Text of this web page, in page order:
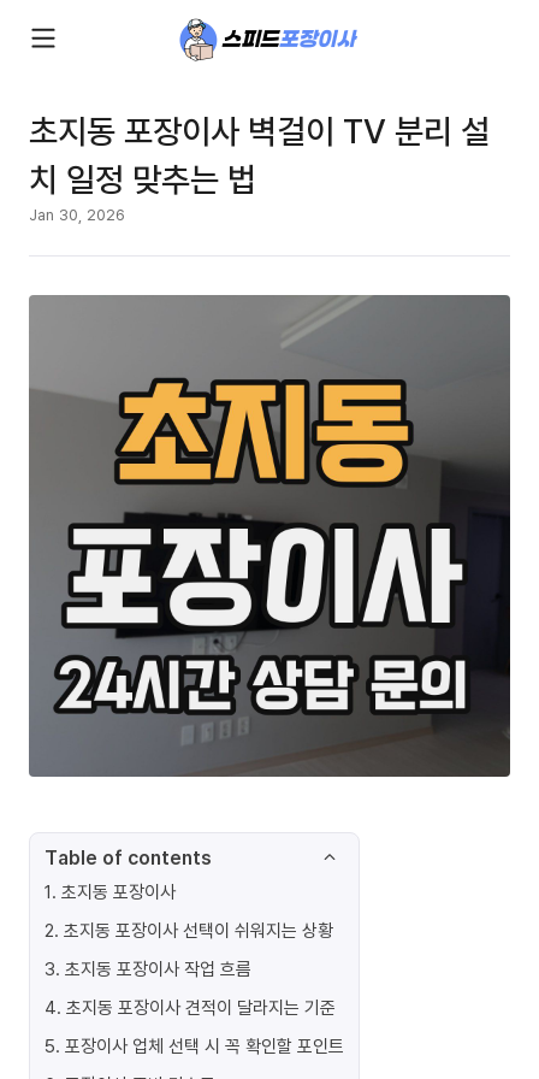
초지동 포장이사 벽걸이 TV 분리 설
치 일정 맞추는 법
Jan 30, 2026
Table of contents
1. 초지동 포장이사
2. 초지동 포장이사 선택이 쉬워지는 상황
3. 초지동 포장이사 작업 흐름
4. 초지동 포장이사 견적이 달라지는 기준
5. 포장이사 업체 선택 시 꼭 확인할 포인트